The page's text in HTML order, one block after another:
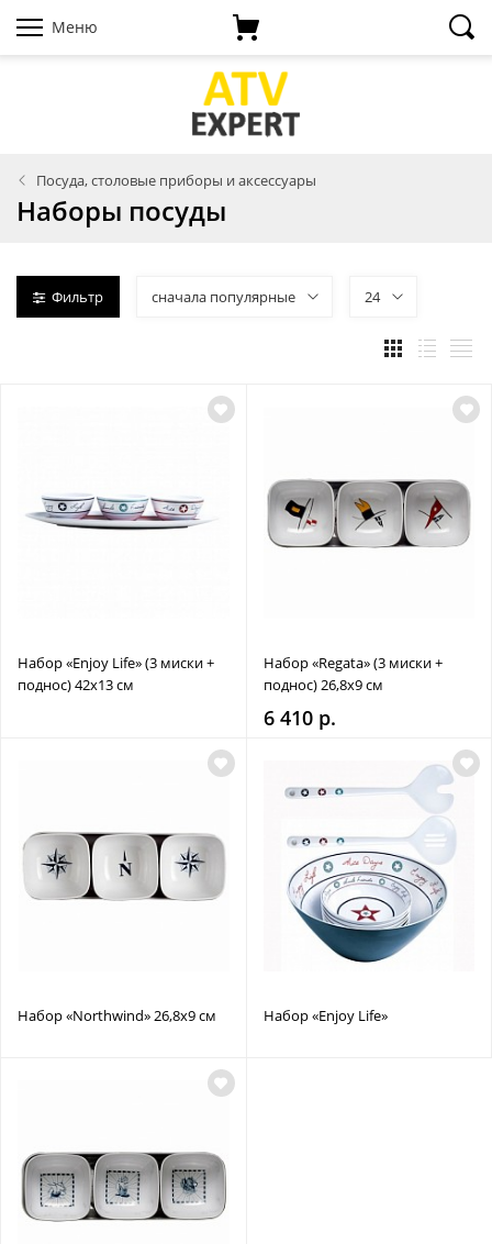
Меню
Посуда, столовые приборы и аксессуары
Наборы посуды
Фильтр сначала популярные 24
Набор «Enjoy Life» (3 миски +
поднос) 42х13 см
Набор «Regata» (3 миски +
поднос) 26,8х9 см
6 410 р.
Набор «Northwind» 26,8х9 см Набор «Enjoy Life»